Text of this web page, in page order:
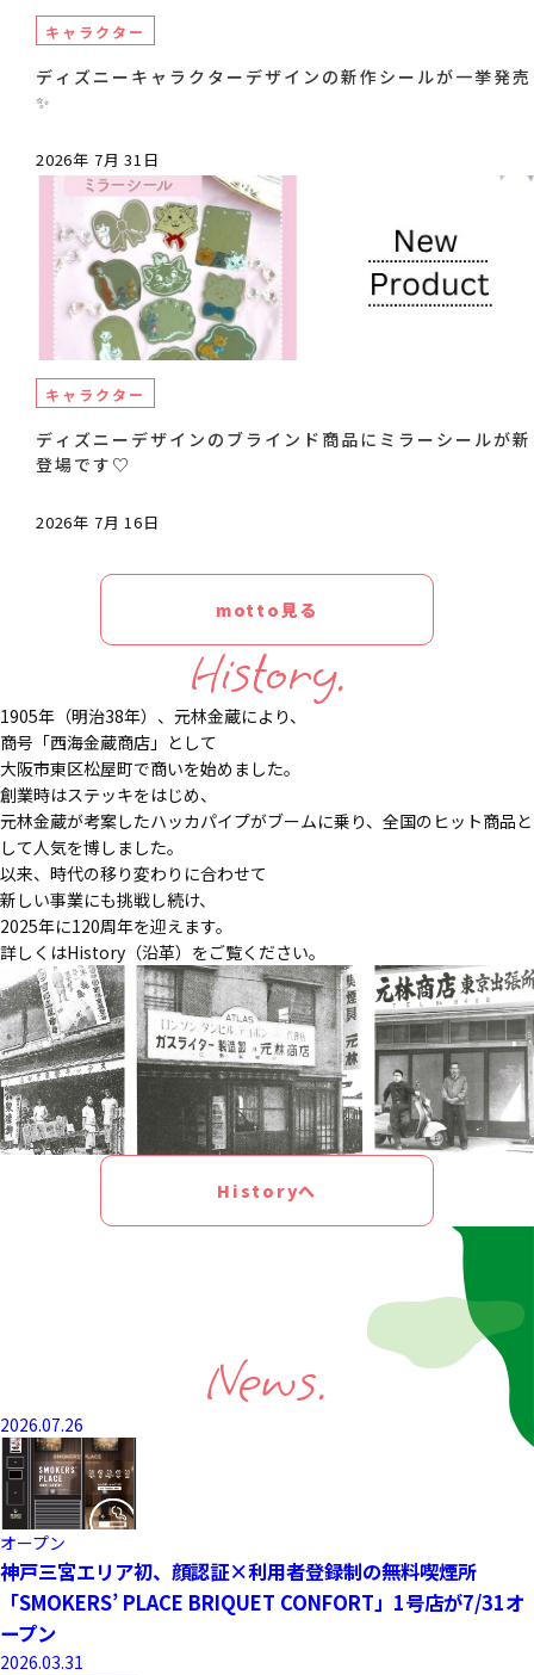
キャラクター
ディズニーキャラクターデザインの新作シールが一挙発売
✨
2026年 7月 31日
キャラクター
ディズニーデザインのブラインド商品にミラーシールが新
登場です♡
2026年 7月 16日
motto見る
History.
1905年（明治38年）、元林金蔵により、
商号「西海金蔵商店」として
大阪市東区松屋町で商いを始めました。
創業時はステッキをはじめ、
元林金蔵が考案したハッカパイプがブームに乗り、全国のヒット商品と
して人気を博しました。
以来、時代の移り変わりに合わせて
新しい事業にも挑戦し続け、
2025年に120周年を迎えます。
詳しくはHistory（沿革）をご覧ください。
Historyへ
News.
2026.07.26
オープン
神戸三宮エリア初、顔認証×利用者登録制の無料喫煙所
「SMOKERS’ PLACE BRIQUET CONFORT」1号店が7/31オ
ープン
2026.03.31